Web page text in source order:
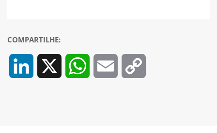
COMPARTILHE:
LinkedIn WhatsAppEmail